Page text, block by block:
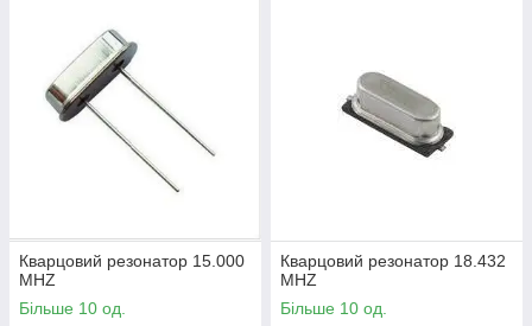
Кварцовий резонатор 15.000
MHZ
Більше 10 од.
Кварцовий резонатор 18.432
MHZ
Більше 10 од.